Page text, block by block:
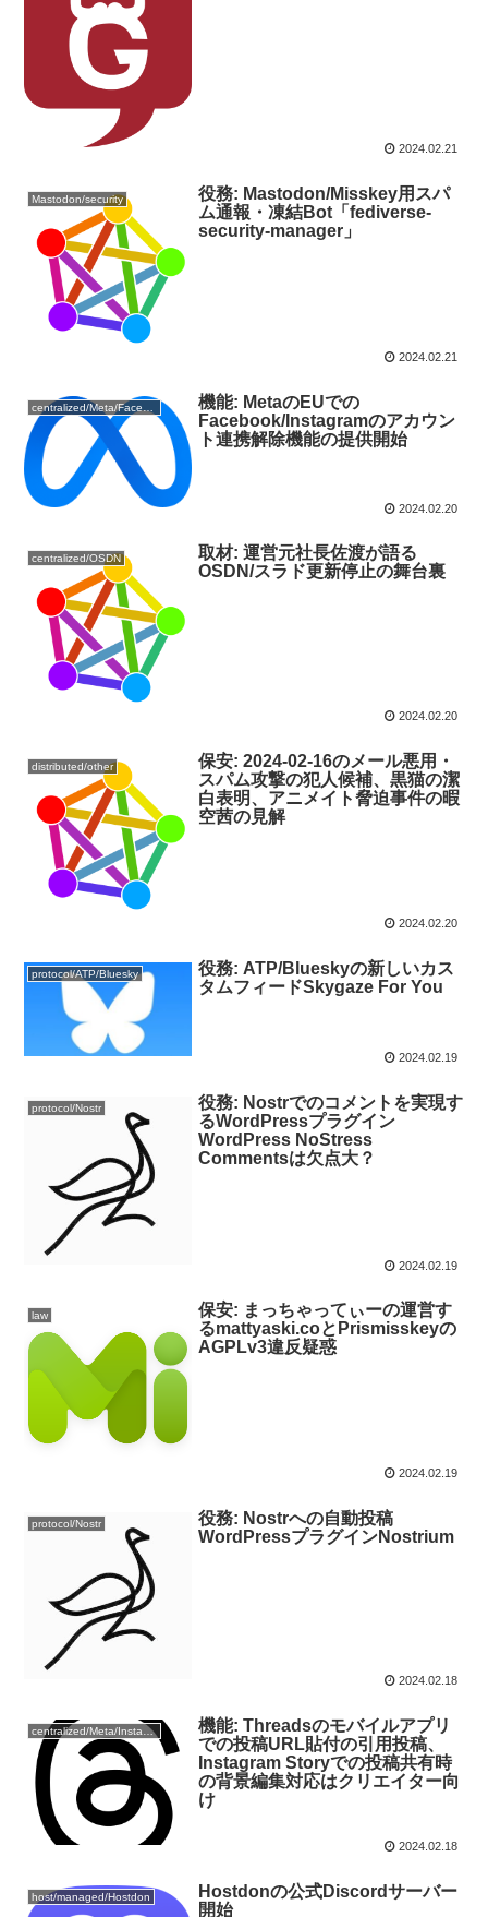
2024.02.21
Mastodon/security
役務: Mastodon/Misskey用スパ
ム通報・凍結Bot「fediverse-
security-manager」
2024.02.21
機能: MetaのEUでの
Facebook/Instagramのアカウン
ト連携解除機能の提供開始
2024.02.20
centralized/OSDN
取材: 運営元社長佐渡が語る
OSDN/スラド更新停止の舞台裏
2024.02.20
distributed/other
保安: 2024-02-16のメール悪用・
スパム攻撃の犯人候補、黒猫の潔
白表明、アニメイト脅迫事件の暇
空茜の見解
2024.02.20
protocol/ATP/Bluesky
役務: ATP/Blueskyの新しいカス
タムフィードSkygaze For You
2024.02.19
protocol/Nostr
役務: Nostrでのコメントを実現す
るWordPressプラグイン
WordPress NoStress
Commentsは欠点大？
2024.02.19
law
保安: まっちゃってぃーの運営す
るmattyaski.coとPrismisskeyの
AGPLv3違反疑惑
2024.02.19
protocol/Nostr
役務: Nostrへの自動投稿
WordPressプラグインNostrium
2024.02.18
centralized/Meta/Instagram
機能: Threadsのモバイルアプリ
での投稿URL貼付の引用投稿、
Instagram Storyでの投稿共有時
の背景編集対応はクリエイター向
け
2024.02.18
host/managed/Hostdon
Hostdonの公式Discordサーバー
開始